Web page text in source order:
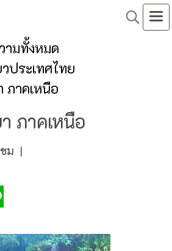
ามทั้งหมด
ประเทศไทย
ภาคเหนือ
ภาคเหนือ
ม |